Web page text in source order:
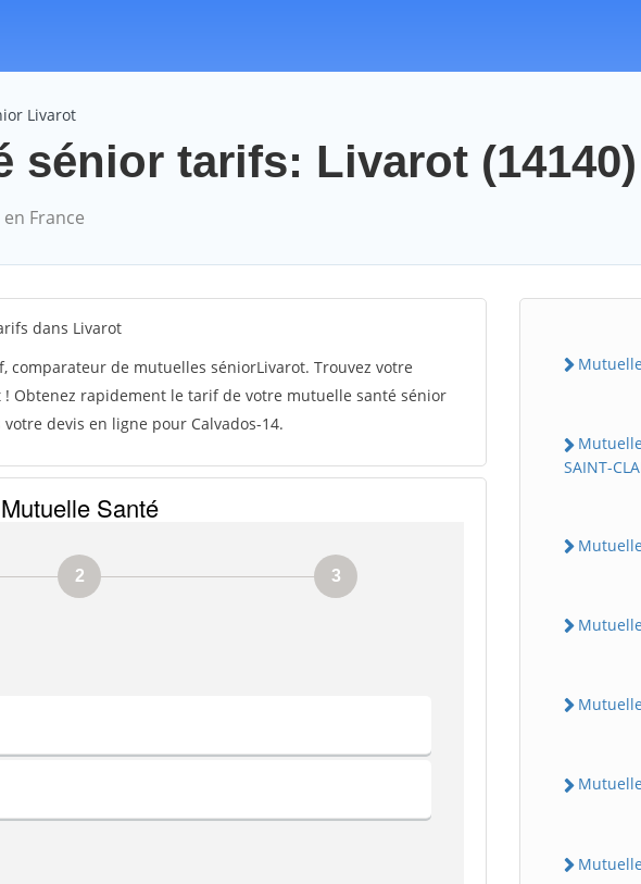
Livarot
sénior tarifs: Livarot (14140)
France
dans Livarot
comparateur de mutuelles séniorLivarot. Trouvez votre
Obtenez rapidement le tarif de votre mutuelle santé sénior
devis en ligne pour Calvados-14.
SAINT-